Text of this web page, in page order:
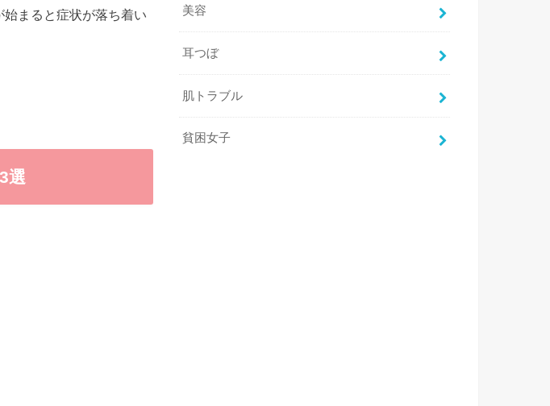
まると症状が落ち着い
選
美容
耳つぼ
肌トラブル
貧困女子